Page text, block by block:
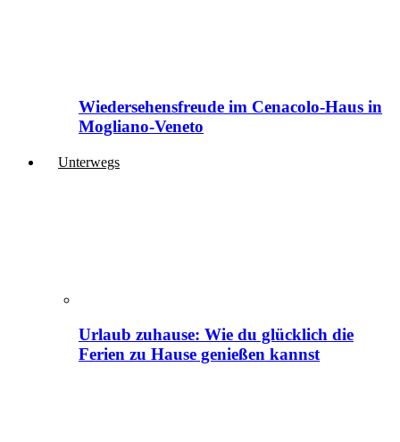
Wiedersehensfreude im Cenacolo-Haus in
Mogliano-Veneto
Unterwegs
Urlaub zuhause: Wie du glücklich die
Ferien zu Hause genießen kannst